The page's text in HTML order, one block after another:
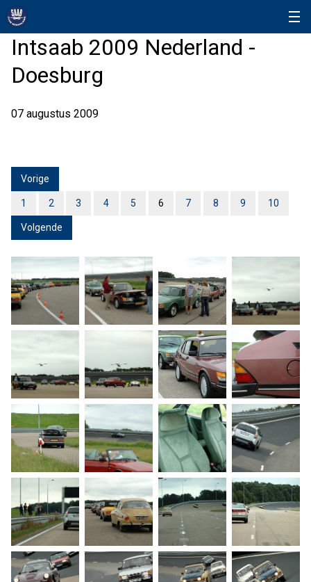
Intsaab 2009 Nederland -
Doesburg
07 augustus 2009
Vorige
1 2 3 4 5 6 7 8 9 10
Volgende